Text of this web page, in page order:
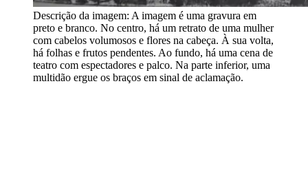
Descrição da imagem: A imagem é uma gravura em
preto e branco. No centro, há um retrato de uma mulher
com cabelos volumosos e flores na cabeça. À sua volta,
há folhas e frutos pendentes. Ao fundo, há uma cena de
teatro com espectadores e palco. Na parte inferior, uma
multidão ergue os braços em sinal de aclamação.